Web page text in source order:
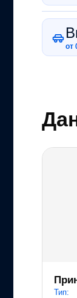
от
Тип: